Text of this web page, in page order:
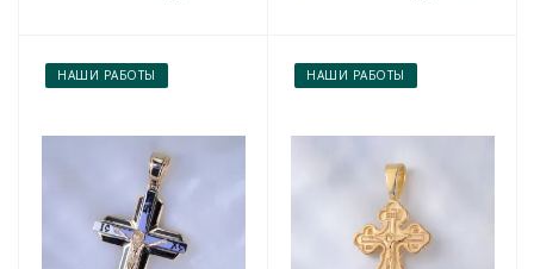
НАШИ РАБОТЫ НАШИ РАБОТЫ